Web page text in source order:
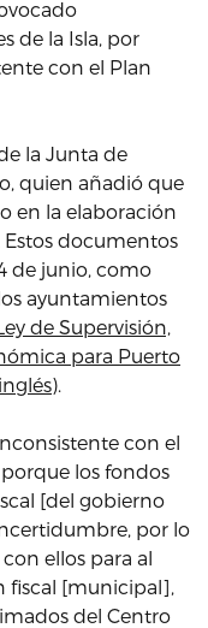
de la Isla, por
con el Plan
la Junta de
quien añadió que
en la elaboración
Estos documentos
de junio, como
ayuntamientos
de Supervisión,
para Puerto
con el
los fondos
[del gobierno
por lo
ellos para al
fiscal [municipal],
del Centro